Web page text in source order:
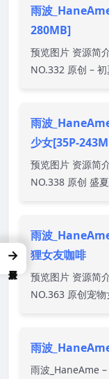
雨波
280MB]
预览图片 资源简
NO.332 原创 –
雨波
少女[35P-
预览图片 资源简
NO.338 原创 盛
雨波
狸女友咖啡
预览图片 资源简
NO.363 原创宠
雨波
雨波_HaneAme
→